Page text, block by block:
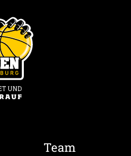
Team